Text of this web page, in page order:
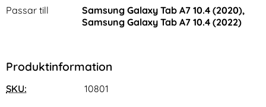
Passar till
Samsung Galaxy Tab A7 10.4 (2020),
Samsung Galaxy Tab A7 10.4 (2022)
Produktinformation
SKU: 10801